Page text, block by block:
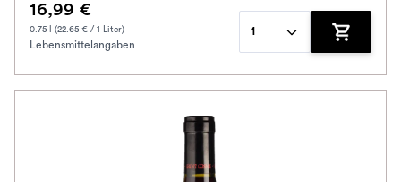
16,99 €
0.75 l (22.65 € / 1 Liter)
Lebensmittelangaben
1
Zum